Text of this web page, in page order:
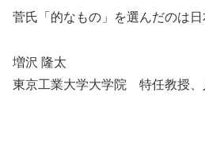
菅氏「的なもの」を選んだのは日
増沢 隆太
東京工業大学大学院 特任教授、